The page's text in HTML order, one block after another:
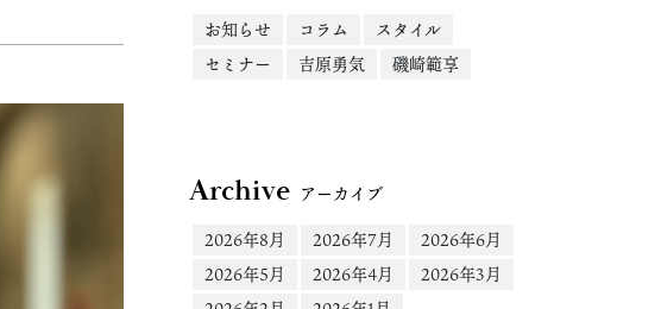
お知らせ
コラム
スタイル
セミナー
吉原勇気 磯崎範享
Archive アーカイブ
2026年8月
2026年7月
2026年6月
2026年5月
2026年4月
2026年3月